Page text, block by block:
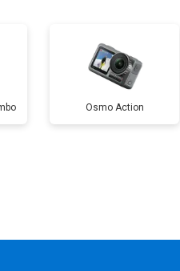
Osmo Action